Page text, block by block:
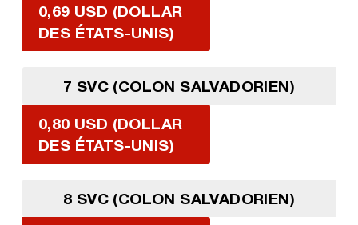
0,69 USD (DOLLAR
DES ÉTATS-UNIS)
7 SVC (COLON SALVADORIEN)
0,80 USD (DOLLAR
DES ÉTATS-UNIS)
8 SVC (COLON SALVADORIEN)